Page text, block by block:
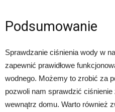
Podsumowanie
Sprawdzanie ciśnienia wody w
zapewnić prawidłowe
wodnego. Możemy to zrobić za
pozwoli nam sprawdzić
wewnątrz domu. Warto również